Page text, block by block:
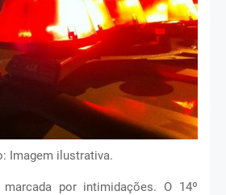
Imagem ilustrativa.
marcada por intimidações. O 14º